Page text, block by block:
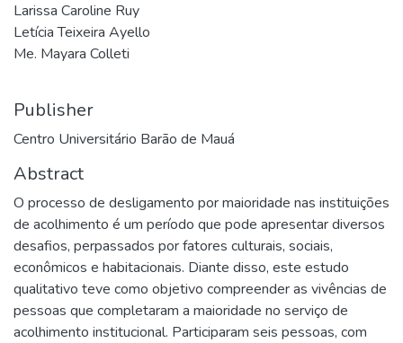
Larissa Caroline Ruy
Letícia Teixeira Ayello
Me. Mayara Colleti
Publisher
Centro Universitário Barão de Mauá
Abstract
O processo de desligamento por maioridade nas instituições
de acolhimento é um período que pode apresentar diversos
desafios, perpassados por fatores culturais, sociais,
econômicos e habitacionais. Diante disso, este estudo
qualitativo teve como objetivo compreender as vivências de
pessoas que completaram a maioridade no serviço de
acolhimento institucional. Participaram seis pessoas, com